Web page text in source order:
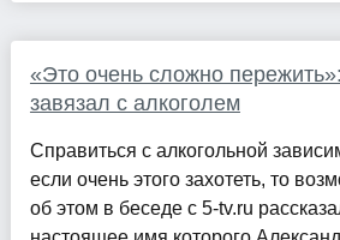
«Это очень сложно
завязал с алкоголем
Справиться с алкогольной
если очень этого захотеть, то
об этом в беседе с 5-tv.ru